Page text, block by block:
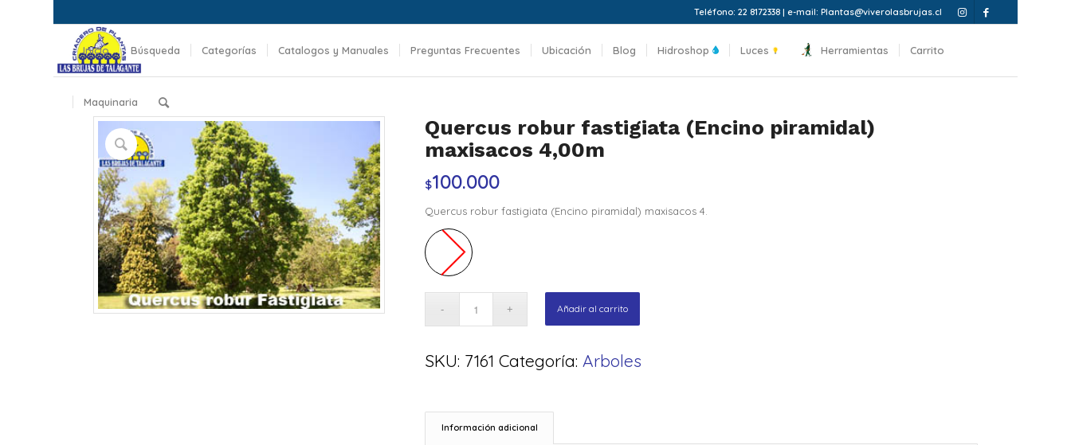
Teléfono: 22 8172338 | e-mail: Plantas@viverolasbrujas.cl
Inicio Búsqueda Categorías Catalogos y Manuales Preguntas Frecuentes Ubicación Blog Hidroshop Luces Herramientas Carrito
Maquinaria
Quercus robur fastigiata (Encino piramidal)
maxisacos 4,00m
$100.000
Quercus robur fastigiata (Encino piramidal) maxisacos 4.
Añadir al carrito
SKU: 7161 Categoría: Arboles
Información adicional